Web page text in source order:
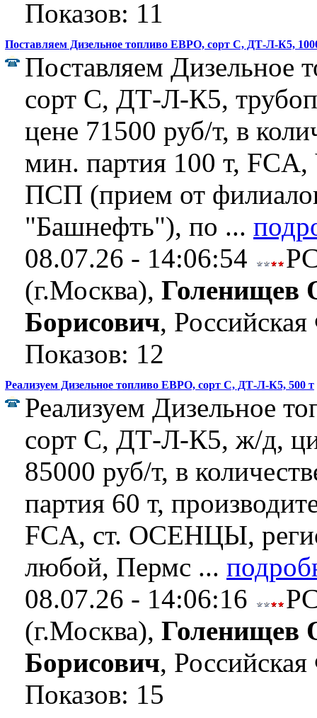
Показов: 11
Поставляем Дизельное топливо ЕВРО, сорт С, ДТ-Л-К5,
Поставляем Дизельное
сорт С, ДТ-Л-К5,
цене 71500 руб/т, в
мин. партия 100 т,
ПСП (прием от
"Башнефть"), по ...
08.07.26 - 14:06:54
(г.Москва), Голенищев
Борисович,
Показов: 12
Реализуем Дизельное топливо ЕВРО, сорт C, ДТ-Л-К5, 500 т
Реализуем Дизельное
сорт C, ДТ-Л-К5, ж/д,
85000 руб/т, в
партия 60 т,
FCA, ст. ОСЕНЦЫ,
любой, Пермс ...
08.07.26 - 14:06:16
(г.Москва), Голенищев
Борисович,
Показов: 15